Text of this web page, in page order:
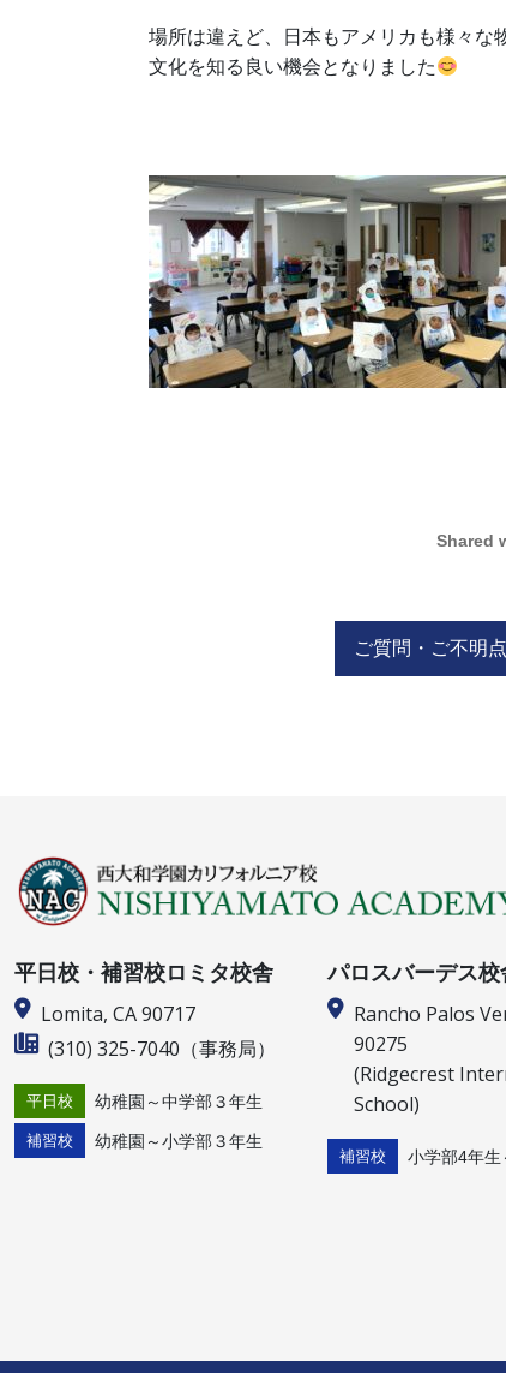
場所は違えど、日本もアメリカも様々な
文化を知る良い機会となりました
Shared
ご質問・ご不明
平日校・補習校ロミタ校舎
Lomita, CA 90717
(310) 325-7040 （事務局）
平日校 幼稚園～中学部３年生
補習校 幼稚園～小学部３年生
パロスバーデス校
Rancho Palos
90275
(Ridgecrest
School)
補習校 小学部4年生